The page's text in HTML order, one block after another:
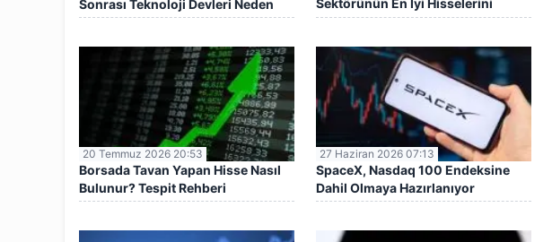
Sonrası Teknoloji Devleri Neden
Geriliyor?
Açıkladı
20 Temmuz 2026 20:53
Borsada Tavan Yapan Hisse Nasıl
Bulunur? Tespit Rehberi
27 Haziran 2026 07:13
SpaceX, Nasdaq 100 Endeksine
Dahil Olmaya Hazırlanıyor